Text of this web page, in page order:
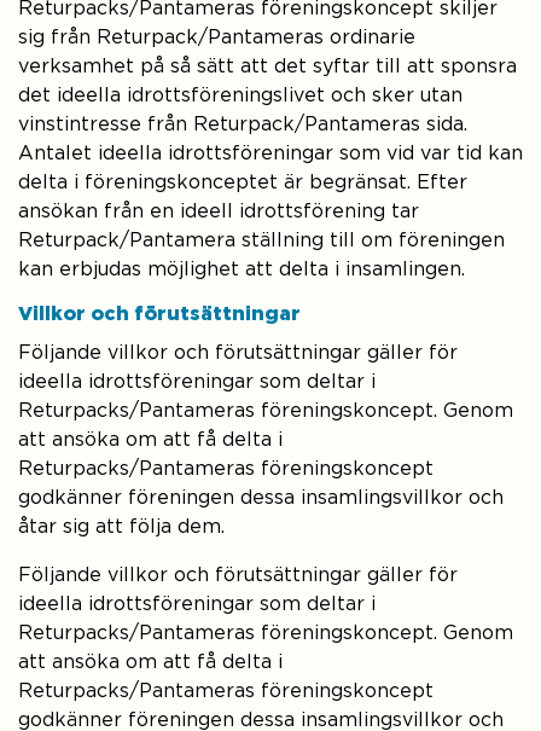
Returpacks/Pantameras föreningskoncept skiljer
sig från Returpack/Pantameras ordinarie
verksamhet på så sätt att det syftar till att sponsra
det ideella idrottsföreningslivet och sker utan
vinstintresse från Returpack/Pantameras sida.
Antalet ideella idrottsföreningar som vid var tid kan
delta i föreningskonceptet är begränsat. Efter
ansökan från en ideell idrottsförening tar
Returpack/Pantamera ställning till om föreningen
kan erbjudas möjlighet att delta i insamlingen.
Villkor och förutsättningar
Följande villkor och förutsättningar gäller för
ideella idrottsföreningar som deltar i
Returpacks/Pantameras föreningskoncept. Genom
att ansöka om att få delta i
Returpacks/Pantameras föreningskoncept
godkänner föreningen dessa insamlingsvillkor och
åtar sig att följa dem.
Följande villkor och förutsättningar gäller för
ideella idrottsföreningar som deltar i
Returpacks/Pantameras föreningskoncept. Genom
att ansöka om att få delta i
Returpacks/Pantameras föreningskoncept
godkänner föreningen dessa insamlingsvillkor och